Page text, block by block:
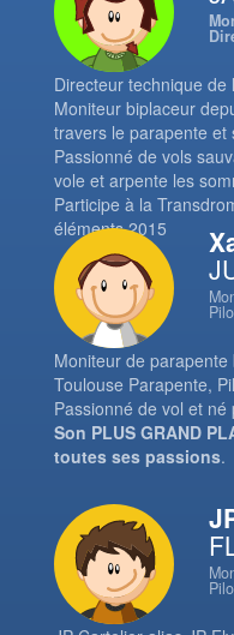
Directeur technique
Moniteur biplaceur
travers le parapente et
Passionné de vols
vole et arpente les
Participe à la
éléments 2015
Moniteur de
Toulouse Parapente,
Passionné de vol et
Son PLUS GRAND
toutes ses passions.